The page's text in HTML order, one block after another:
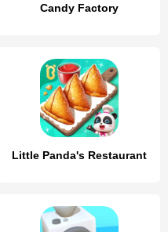
Candy Factory
Little Panda's Restaurant